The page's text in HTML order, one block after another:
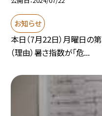
お知らせ
本日（7月22日）月曜日の
（理由）暑さ指数が「危...